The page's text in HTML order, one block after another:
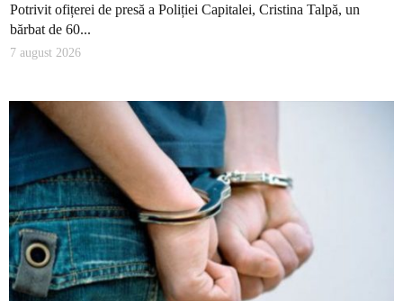
Potrivit ofițerei de presă a Poliției Capitalei, Cristina Talpă, un
bărbat de 60...
7 august 2026